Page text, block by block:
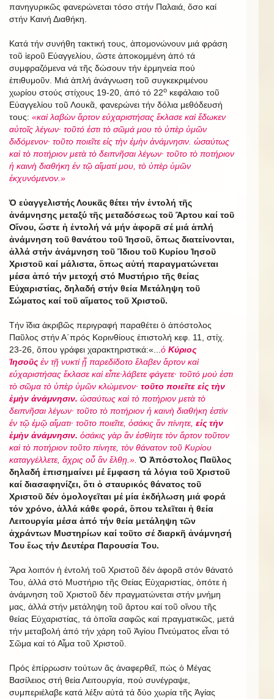
πανηγυρικῶς φανερώνεται τόσο στήν Παλαιά, ὅσο καί
στήν Καινή Διαθήκη.
Κατά τήν συνήθη τακτική τους, ἀπομονώνουν μιά φράση
τοῦ ἱεροῦ Εὐαγγελίου, ὥστε ἀποκομμένη ἀπό τά
συμφραζόμενα νά τῆς δώσουν τήν ἑρμηνεία πού
ἐπιθυμοῦν. Μιά ἁπλή ἀνάγνωση τοῦ συγκεκριμένου
χωρίου στούς στίχους 19-20, ἀπό τό 22ο κεφάλαιο τοῦ
Εὐαγγελίου τοῦ Λουκᾶ, φανερώνει τήν δόλια μεθόδευσή
τους: «καὶ λαβὼν ἄρτον εὐχαριστήσας ἔκλασε καὶ ἔδωκεν
αὐτοῖς λέγων· τοῦτό ἐστι τὸ σῶμά μου τὸ ὑπὲρ ὑμῶν
διδόμενον· τοῦτο ποιεῖτε εἰς τὴν ἐμὴν ἀνάμνησιν. ὡσαύτως
καὶ τὸ ποτήριον μετὰ τὸ δειπνῆσαι λέγων· τοῦτο τὸ ποτήριον
ἡ καινὴ διαθήκη ἐν τῷ αἵματί μου, τὸ ὑπὲρ ὑμῶν
ἐκχυνόμενον.»
Ὁ εὐαγγελιστής Λουκᾶς θέτει τήν ἐντολή τῆς
ἀνάμνησης μεταξύ τῆς μεταδόσεως τοῦ Ἄρτου καί τοῦ
Οἴνου, ὥστε ἡ ἐντολή νά μήν ἀφορᾶ σέ μιά ἁπλή
ἀνάμνηση τοῦ θανάτου τοῦ Ἰησοῦ, ὅπως διατείνονται,
ἀλλά στήν ἀνάμνηση τοῦ Ἴδιου τοῦ Κυρίου Ἰησοῦ
Χριστοῦ καί μάλιστα, ὅπως αὐτή παραγματώνεται
μέσα ἀπό τήν μετοχή στό Μυστήριο τῆς θείας
Εὐχαριστίας, δηλαδή στήν θεία Μετάληψη τοῦ
Σώματος καί τοῦ αἵματος τοῦ Χριστοῦ.
Τήν ἴδια ἀκριβῶς περιγραφή παραθέτει ὁ ἀπόστολος
Παῦλος στήν Α΄πρός Κορινθίους ἐπιστολή κεφ. 11, στίχ.
23-26, ὅπου γράφει χαρακτηριστικά:«... ὁ Κύριος
Ἰησοῦςἐν τῇ νυκτί ᾗ παρεδίδοτο ἔλαβεν ἄρτον καὶ
εὐχαριστήσας ἔκλασε καὶ εἶπε·λάβετε φάγετε· τοῦτό μού ἐστι
τὸ σῶμα τὸ ὑπὲρ ὑμῶν κλώμενον· τοῦτο ποιεῖτε εἰς τὴν
ἐμὴν ἀνάμνησιν. ὡσαύτως καὶ τὸ ποτήριον μετὰ τὸ
δειπνῆσαι λέγων· τοῦτο τὸ ποτήριον ἡ καινὴ διαθήκη ἐστὶν
ἐν τῷ ἐμῷ αἵματι· τοῦτο ποιεῖτε, ὁσάκις ἂν πίνητε, εἰς τὴν
ἐμὴν ἀνάμνησιν. ὁσάκις γὰρ ἂν ἐσθίητε τὸν ἄρτον τοῦτον
καὶ τὸ ποτήριον τοῦτο πίνητε, τὸν θάνατον τοῦ Κυρίου
καταγγέλλετε, ἄχρις οὗ ἂν ἔλθῃ.».Ὁ Ἀπόστολος Παῦλος
δηλαδή ἐπισημαίνει μέ ἔμφαση τά λόγια τοῦ Χριστοῦ
καί διασαφηνίζει, ὅτι ὁ σταυρικός θάνατος τοῦ
Χριστοῦ δέν ὁμολογεῖται μέ μία ἐκδήλωση μιά φορά
τόν χρόνο, ἀλλά κάθε φορά, ὅπου τελεῖται ἡ θεία
Λειτουργία μέσα ἀπό τήν θεία μετάληψη τῶν
ἀχράντων Μυστηρίων καί τοῦτο σέ διαρκῆ ἀνάμνησή
Του ἕως τήν Δευτέρα Παρουσία Του.
Ἄρα λοιπόν ἡ ἐντολή τοῦ Χριστοῦ δέν ἀφορᾶ στόν θάνατό
Του, ἀλλά στό Μυστήριο τῆς Θείας Εὐχαριστίας, ὁπότε ἡ
ἀνάμνηση τοῦ Χριστοῦ δέν πραγματώνεται στήν μνήμη
μας, ἀλλά στήν μετάληψη τοῦ ἄρτου καί τοῦ οἴνου τῆς
θείας Εὐχαριστίας, τά ὁποῖα σαφῶς καί πραγματικῶς, μετά
τήν μεταβολή ἀπό τήν χάρη τοῦ Ἁγίου Πνεύματος εἶναι τό
Σῶμα καί τό Αἷμα τοῦ Χριστοῦ.
Πρός ἐπίρρωσιν τούτων ἄς ἀναφερθεῖ, πώς ὁ Μέγας
Βασίλειος στή θεία Λειτουργία, πού συνέγραψε,
συμπεριέλαβε κατά λέξιν αὐτά τά δύο χωρία τῆς Ἁγίας